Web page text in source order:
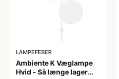
LAMPEFEBER
Ambiente K Væglampe
Hvid - Så længe lager